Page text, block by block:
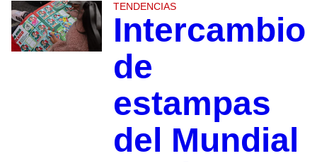
TENDENCIAS
Intercambio
de
estampas
del Mundial